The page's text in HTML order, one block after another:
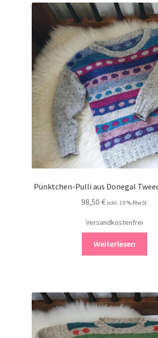
Pünktchen-Pulli aus Donegal
98,50 € inkl. 19 % MwSt.
Versandkostenfrei
Weiterlesen